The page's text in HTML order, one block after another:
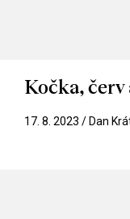
Kočka, červ
17. 8. 2023 / Dan